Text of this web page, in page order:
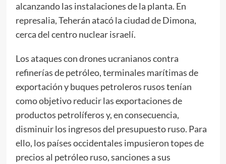
alcanzando las instalaciones de la planta. En
represalia, Teherán atacó la ciudad de Dimona,
cerca del centro nuclear israelí.
Los ataques con drones ucranianos contra
refinerías de petróleo, terminales marítimas de
exportación y buques petroleros rusos tenían
como objetivo reducir las exportaciones de
productos petrolíferos y, en consecuencia,
disminuir los ingresos del presupuesto ruso. Para
ello, los países occidentales impusieron topes de
precios al petróleo ruso, sanciones a sus